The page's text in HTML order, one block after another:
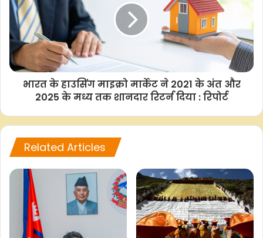
भारत के हाउसिंग माइक्रो मार्केट ने 2021 के अंत और
2025 के मध्य तक शानदार रिटर्न दिया : रिपोर्ट
Related Articles